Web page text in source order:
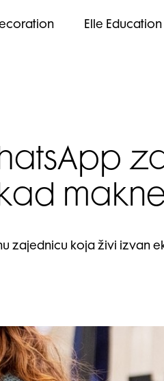
Elle Education
zajednicu koja živi izvan